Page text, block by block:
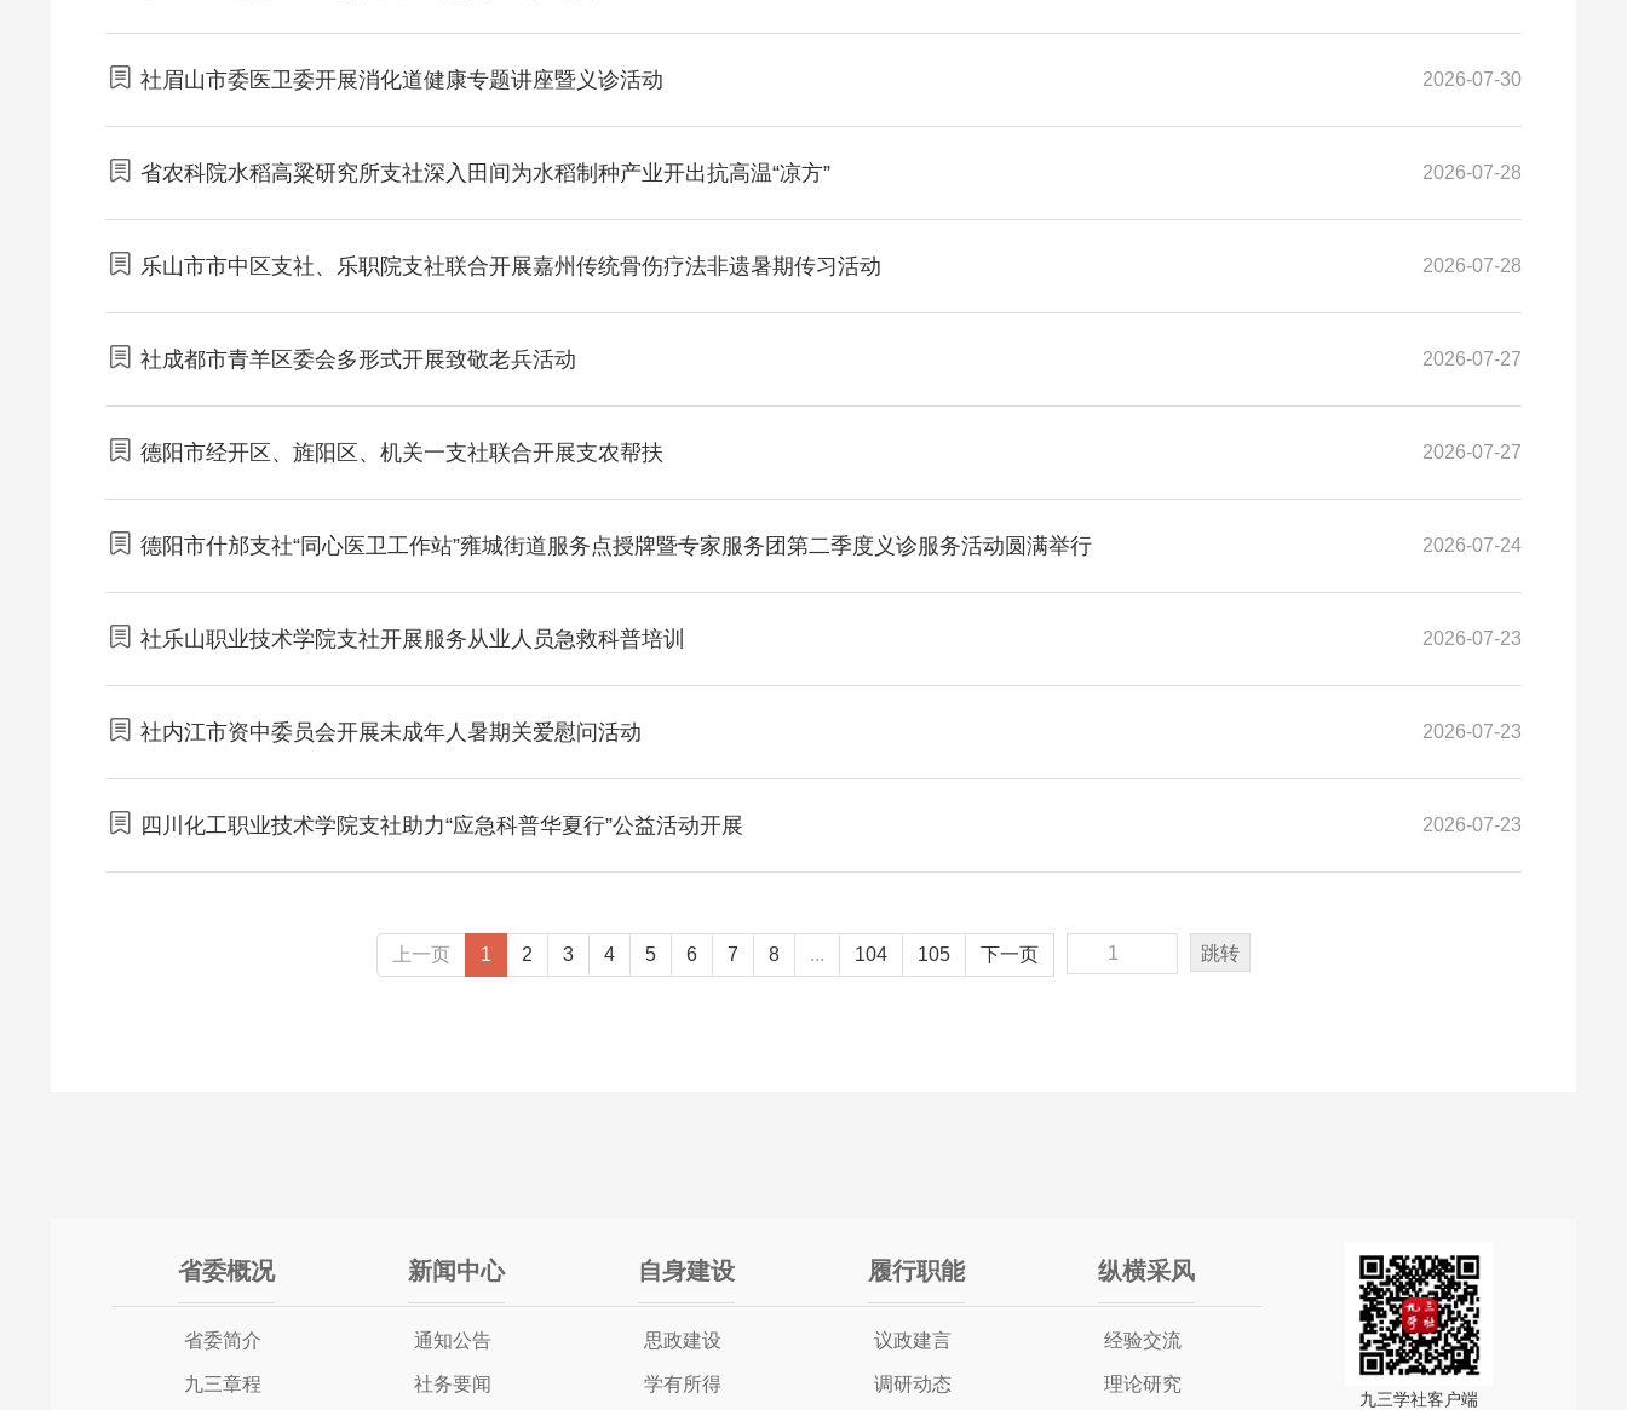
社眉山市委医卫委开展消化道健康专题讲座暨义诊活动 2026-07-30
省农科院水稻高粱研究所支社深入田间为水稻制种产业开出抗高温“凉方” 2026-07-28
乐山市市中区支社、乐职院支社联合开展嘉州传统骨伤疗法非遗暑期传习活动 2026-07-28
社成都市青羊区委会多形式开展致敬老兵活动 2026-07-27
德阳市经开区、旌阳区、机关一支社联合开展支农帮扶 2026-07-27
德阳市什邡支社“同心医卫工作站”雍城街道服务点授牌暨专家服务团第二季度义诊服务活动圆满举行 2026-07-24
社乐山职业技术学院支社开展服务从业人员急救科普培训 2026-07-23
社内江市资中委员会开展未成年人暑期关爱慰问活动 2026-07-23
四川化工职业技术学院支社助力“应急科普华夏行”公益活动开展 2026-07-23
上一页 1 2 3 4 5 6 7 8 ... 104 105 下一页 跳转
省委概况
省委简介
九三章程
新闻中心
通知公告
社务要闻
自身建设
思政建设
学有所得
履行职能
议政建言
调研动态
纵横采风
经验交流
理论研究
九三学社客户端